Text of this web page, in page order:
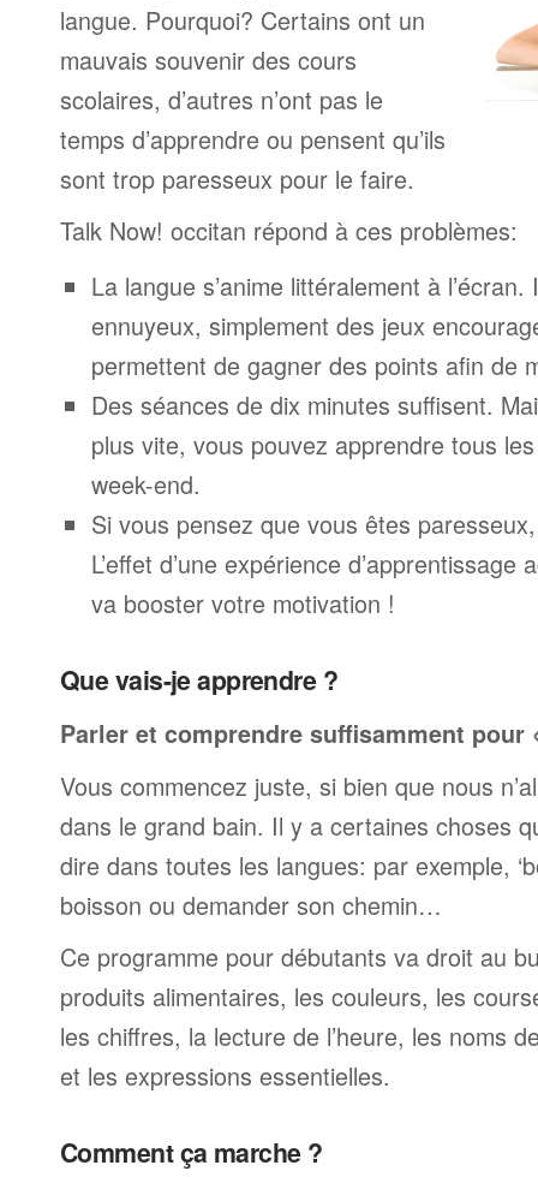
langue. Pourquoi? Certains ont un
mauvais souvenir des cours
scolaires, d’autres n’ont pas le
temps d’apprendre ou pensent qu’ils
sont trop paresseux pour le faire.
Talk Now! occitan répond à ces problèmes:
La langue s’anime littéralement à l’écran.
ennuyeux, simplement des jeux
permettent de gagner des points afin de
Des séances de dix minutes suffisent.
plus vite, vous pouvez apprendre tous
week-end.
Si vous pensez que vous êtes
L’effet d’une expérience
va booster votre motivation !
Que vais-je apprendre ?
Parler et comprendre suffisamment pour
Vous commencez juste, si bien que nous
dans le grand bain. Il y a certaines choses
dire dans toutes les langues: par exemple,
boisson ou demander son chemin…
Ce programme pour débutants va droit au
produits alimentaires, les couleurs, les
les chiffres, la lecture de l’heure, les noms
et les expressions essentielles.
Comment ça marche ?